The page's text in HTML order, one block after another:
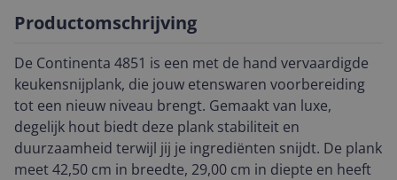
Productomschrijving
De Continenta 4851 is een met de hand vervaardigde
keukensnijplank, die jouw etenswaren voorbereiding
tot een nieuw niveau brengt. Gemaakt van luxe,
degelijk hout biedt deze plank stabiliteit en
duurzaamheid terwijl jij je ingrediënten snijdt. De plank
meet 42,50 cm in breedte, 29,00 cm in diepte en heeft